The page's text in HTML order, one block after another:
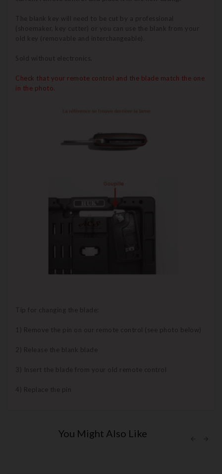
The blank key will need to be cut by a professional
(shoemaker, key cutter) or you can use the blank from your
old key (removable and interchangeable).
Sold without electronics.
Check that your remote control and the blade match the one
in the photo.
Tip for changing the blade:
1) Remove the pin on our remote control (see photo below)
2) Release the blank blade
3) Insert the blade from your old remote control
4) Replace the pin
You Might Also Like